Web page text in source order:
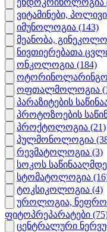
ვიტამინები,
იმუნოლოგია (143)
მეანობა,
ნივთიერებათა
ონკოლოგია (184)
ოფთალმოლოგია
პარაზიტების
პროტოზოების
პროქტოლოგია (21)
პულმონოლოგია
რევმატოლოგია (3)
სოკოს
სტომატოლოგია
ტოკსიკოლოგია (4)
უროლოგია,
ფიტოპრეპარატები
ცენტრალური